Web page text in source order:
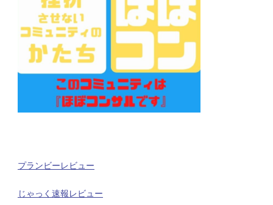
プランビーレビュー
じゃっく速報レビュー